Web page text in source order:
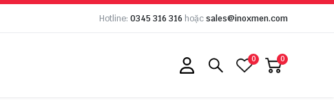
Hotline: 0345 316 316 hoặcsales@inoxmen.com
0 0